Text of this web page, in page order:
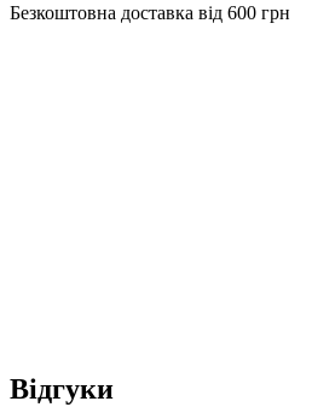
Безкоштовна доставка від 600 грн
Відгуки